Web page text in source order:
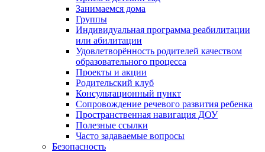
Занимаемся дома
Группы
Индивидуальная программа реабилитации
или абилитации
Удовлетворённость родителей качеством
образовательного процесса
Проекты и акции
Родительский клуб
Консультационный пункт
Сопровождение речевого развития ребенка
Пространственная навигация ДОУ
Полезные ссылки
Часто задаваемые вопросы
Безопасность